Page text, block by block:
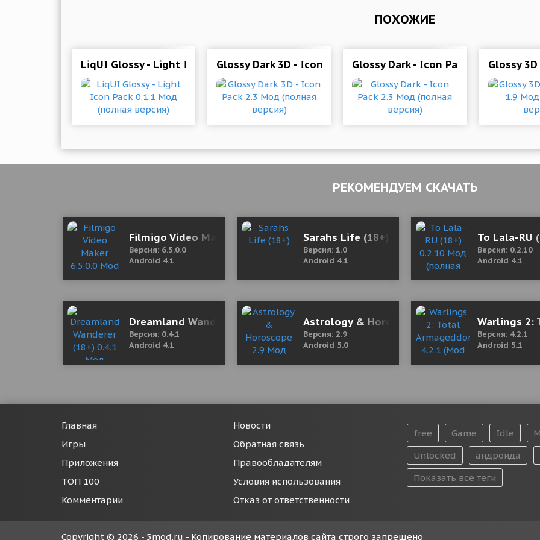
ПОХОЖИЕ
LiqUI Glossy - Light Icon Pack 0.1.1 Мод (полная версия)
Glossy Dark 3D - Icon Pack 2.3 Мод (полная версия)
Glossy Dark - Icon Pack 2.3 Мод
Glossy
РЕКОМЕНДУЕМ СКАЧАТЬ
Filmigo Video Maker 6.5.0.0 Mod (Vip)
Версия: 6.5.0.0
Android 4.1
Sarahs Life (18+)
Версия: 1.0
Android 4.1
To Lala-RU
Версия: 0.2.10
Android 4.1
Dreamland Wanderer (18+) 0.4.1 Мод (полная версия)
Версия: 0.4.1
Android 4.1
Astrology & Horoscope 2.9 Мод (полная
Версия: 2.9
Android 5.0
Warlings 2:
Версия: 4.2.1
Android 5.1
Главная
Игры
Приложения
ТОП 100
Комментарии
Новости
Обратная связь
Правообладателям
Условия использования
Отказ от ответственности
free Game Idle
Unlocked
андроида
Показать все теги
Copyright © 2026 - 5mod.ru - Копирование материалов сайта строго запрещено